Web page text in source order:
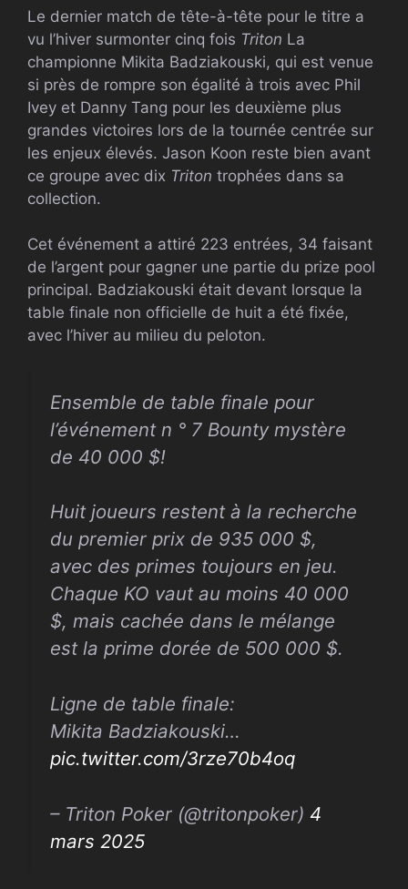
Le dernier match de tête-à-tête pour le titre a
vu l’hiver surmonter cinq fois Triton La
championne Mikita Badziakouski, qui est venue
si près de rompre son égalité à trois avec Phil
Ivey et Danny Tang pour les deuxième plus
grandes victoires lors de la tournée centrée sur
les enjeux élevés. Jason Koon reste bien avant
ce groupe avec dix Triton trophées dans sa
collection.
Cet événement a attiré 223 entrées, 34 faisant
de l’argent pour gagner une partie du prize pool
principal. Badziakouski était devant lorsque la
table finale non officielle de huit a été fixée,
avec l’hiver au milieu du peloton.
Ensemble de table finale pour
l’événement n ° 7 Bounty mystère
de 40 000 $!
Huit joueurs restent à la recherche
du premier prix de 935 000 $,
avec des primes toujours en jeu.
Chaque KO vaut au moins 40 000
$, mais cachée dans le mélange
est la prime dorée de 500 000 $.
Ligne de table finale:
Mikita Badziakouski…
pic.twitter.com/3rze70b4oq
– Triton Poker (@tritonpoker) 4
mars 2025